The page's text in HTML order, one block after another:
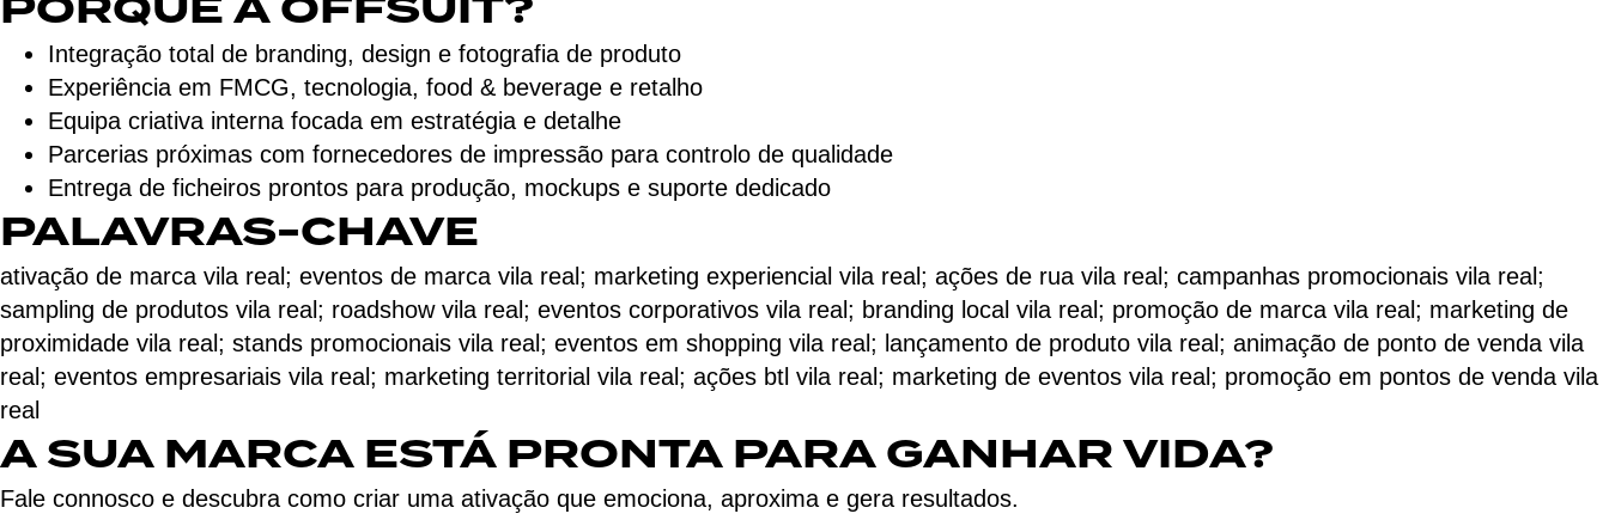
Integração total de branding, design e fotografia de produto
Experiência em FMCG, tecnologia, food & beverage e retalho
Equipa criativa interna focada em estratégia e detalhe
Parcerias próximas com fornecedores de impressão para controlo de qualidade
Entrega de ficheiros prontos para produção, mockups e suporte dedicado
PALAVRAS-CHAVE
ativação de marca vila real; eventos de marca vila real; marketing experiencial vila real; ações de rua vila real; campanhas promocionais vila real;
sampling de produtos vila real; roadshow vila real; eventos corporativos vila real; branding local vila real; promoção de marca vila real; marketing de
proximidade vila real; stands promocionais vila real; eventos em shopping vila real; lançamento de produto vila real; animação de ponto de venda vila
real; eventos empresariais vila real; marketing territorial vila real; ações btl vila real; marketing de eventos vila real; promoção em pontos de venda vila
real
A SUA MARCA ESTÁ PRONTA PARA GANHAR VIDA?
Fale connosco e descubra como criar uma ativação que emociona, aproxima e gera resultados.